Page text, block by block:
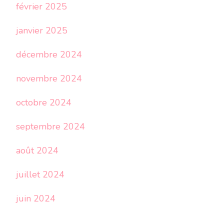
février 2025
janvier 2025
décembre 2024
novembre 2024
octobre 2024
septembre 2024
août 2024
juillet 2024
juin 2024